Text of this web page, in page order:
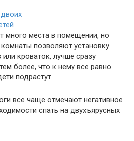
много места в помещении, но
позволяют установку
кроваток, лучше сразу
более, что к нему все равно
подрастут.
все чаще отмечают негативное
спать на двухъярусных